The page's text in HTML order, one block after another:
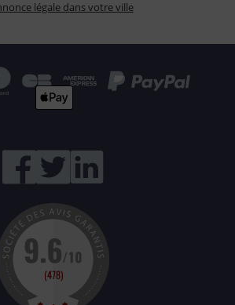
légale dans votre ville